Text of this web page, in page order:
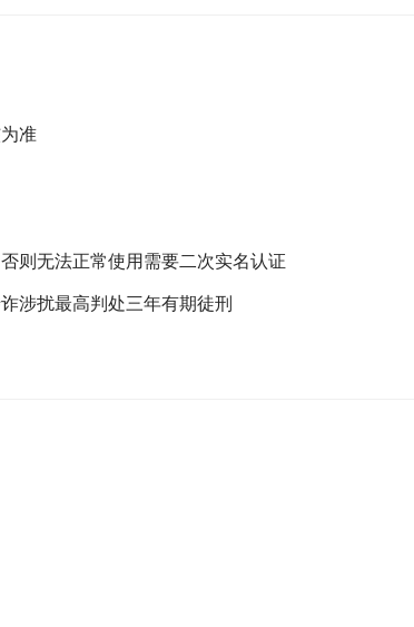
准
则无法正常使用需要二次实名认证
涉扰最高判处三年有期徒刑